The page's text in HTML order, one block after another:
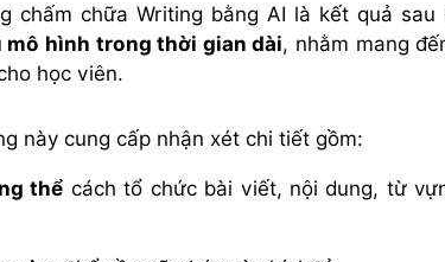
chấm chữa Writing bằng AI là kết quả
mô hình trong thời gian dài, nhằm mang
học viên.
này cung cấp nhận xét chi tiết gồm:
thể cách tổ chức bài viết, nội dung, từ